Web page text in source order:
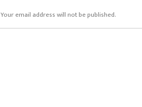
Your email address will not be published.